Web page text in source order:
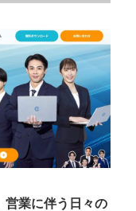
営業に伴う日々の